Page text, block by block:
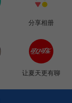
分享相册
让夏天更有聊